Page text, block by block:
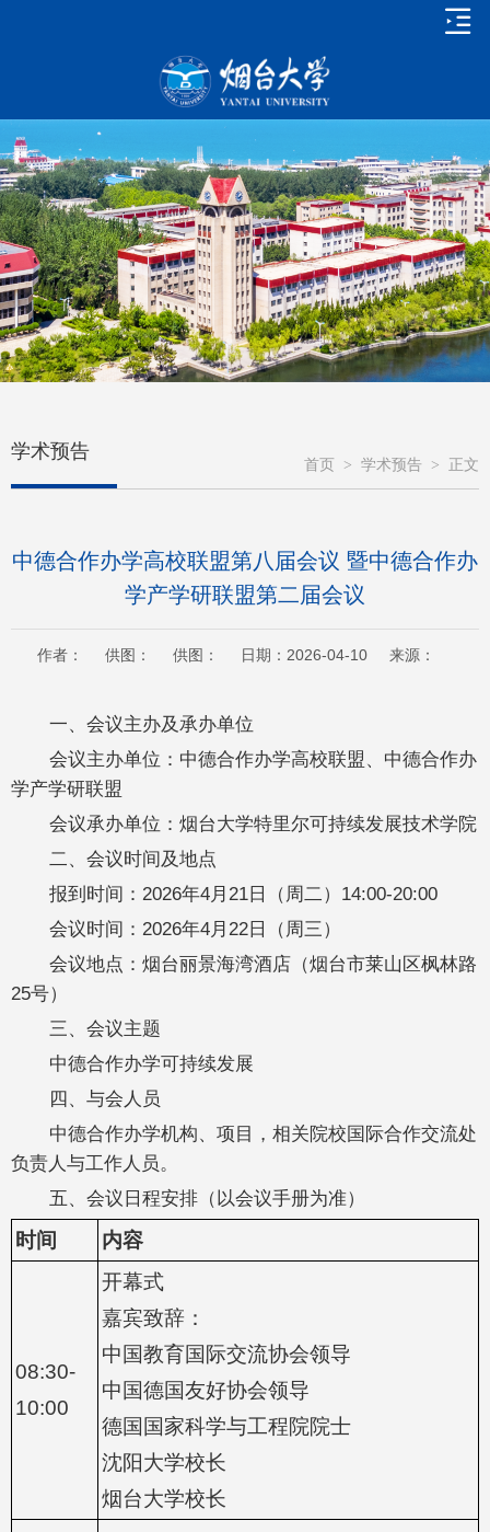
学术预告
首页 > 学术预告 > 正文
中德合作办学高校联盟第八届会议 暨中德合作办
学产学研联盟第二届会议
作者： 供图： 供图： 日期：2026-04-10 来源：
一、会议主办及承办单位
会议主办单位：中德合作办学高校联盟、中德合作办
学产学研联盟
会议承办单位：烟台大学特里尔可持续发展技术学院
二、会议时间及地点
报到时间：2026年4月21日（周二）14:00-20:00
会议时间：2026年4月22日（周三）
会议地点：烟台丽景海湾酒店（烟台市莱山区枫林路
25号）
三、会议主题
中德合作办学可持续发展
四、与会人员
中德合作办学机构、项目，相关院校国际合作交流处
负责人与工作人员。
五、会议日程安排（以会议手册为准）
时间 内容
08:30-
10:00
开幕式
嘉宾致辞：
中国教育国际交流协会领导
中国德国友好协会领导
德国国家科学与工程院院士
沈阳大学校长
烟台大学校长